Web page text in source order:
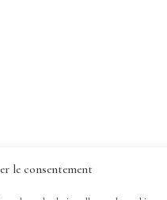
le consentement